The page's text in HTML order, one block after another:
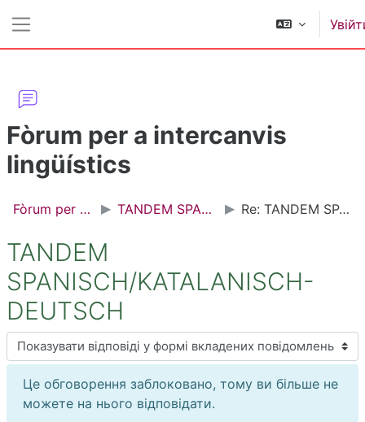
Fòrum per a intercanvis
lingüístics
Fòrum per a intercanvis lingüístics TANDEM SPANISCH/KATALANISCH-DEUTSCH Re: TANDEM SPANISCH/KATALANISCH-DEUTSCH
TANDEM
SPANISCH/KATALANISCH-
DEUTSCH
Тип показу
Це обговорення заблоковано, тому ви більше не
можете на нього відповідати.